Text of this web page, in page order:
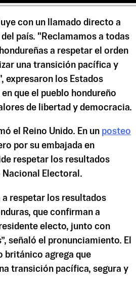
con un llamado directo a
país. "Reclamamos a todas
a respetar el orden
una transición pacífica y
expresaron los Estados
que el pueblo hondureño
de libertad y democracia.
el Reino Unido. En un posteo
por su embajada en
respetar los resultados
Electoral.
a respetar los resultados
que confirman a
electo, junto con
señaló el pronunciamiento. El
británico agrega que
transición pacífica, segura y